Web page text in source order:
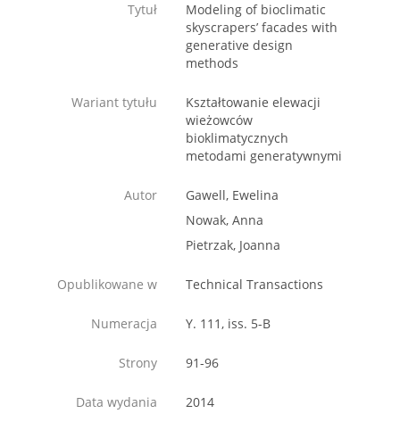
Tytuł
Modeling of bioclimatic
skyscrapers’ facades with
generative design
methods
Wariant tytułu
Kształtowanie elewacji
wieżowców
bioklimatycznych
metodami generatywnymi
Autor
Gawell, Ewelina
Nowak, Anna
Pietrzak, Joanna
Opublikowane w Technical Transactions
Numeracja Y. 111, iss. 5-B
Strony 91-96
Data wydania 2014